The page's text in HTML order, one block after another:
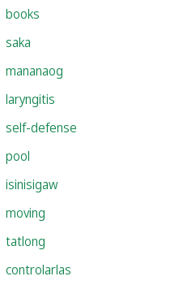
books
saka
mananaog
laryngitis
self-defense
pool
isinisigaw
moving
tatlong
controlarlas